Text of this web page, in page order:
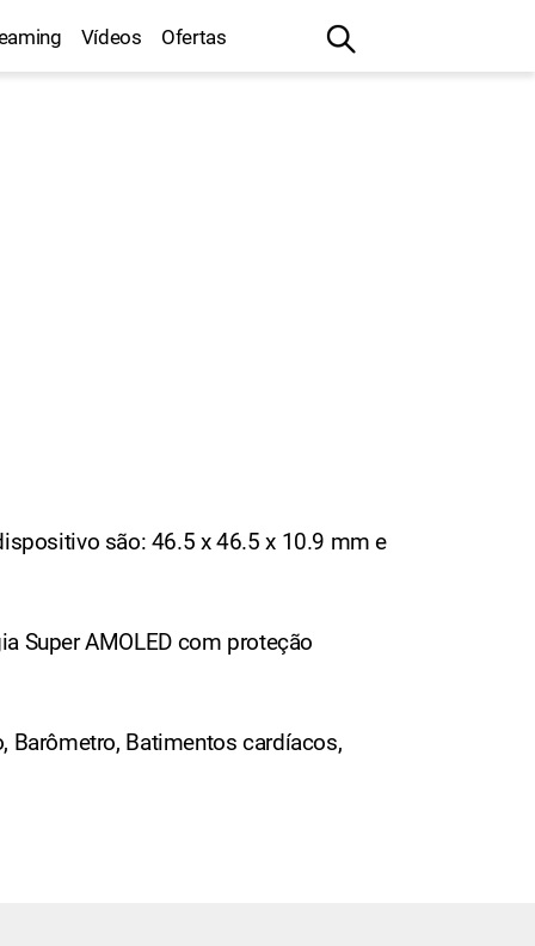
Vídeos Ofertas
são: 46.5 x 46.5 x 10.9 mm e
Super AMOLED com proteção
Barômetro, Batimentos cardíacos,